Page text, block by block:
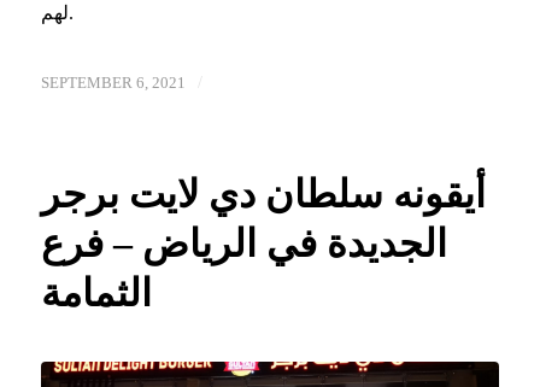
لهم.
SEPTEMBER 6, 2021
أيقونه سلطان دي لايت برجر
الجديدة في الرياض – فرع
الثمامة